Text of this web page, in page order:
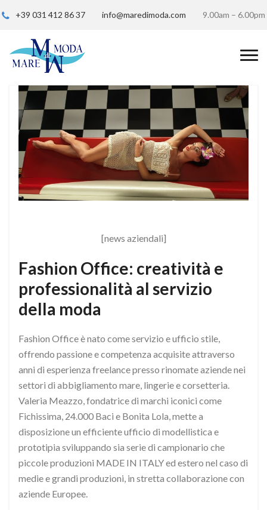
+39 031 412 86 37 info@maredimoda.com 9.00am – 6.00pm
[news aziendali]
Fashion Office: creatività e
professionalità al servizio
della moda
Fashion Office è nato come servizio e ufficio stile,
offrendo passione e competenza acquisite attraverso
anni di esperienza freelance presso rinomate aziende nei
settori di abbigliamento mare, lingerie e corsetteria.
Valeria Meazzo, fondatrice di marchi iconici come
Fichissima, 24.000 Baci e Bonita Lola, mette a
disposizione un efficiente ufficio di modellistica e
prototipia sviluppando sia serie di campionario che
piccole produzioni MADE IN ITALY ed estero nel caso di
medie e grandi produzioni, in stretta collaborazione con
aziende Europee.